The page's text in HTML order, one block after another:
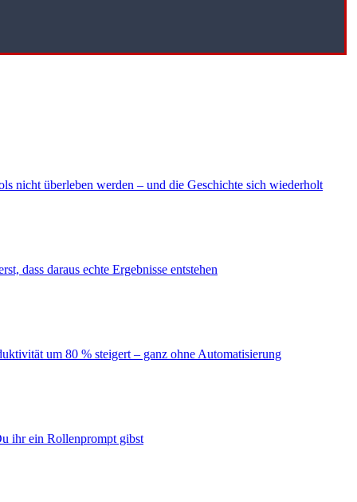
nicht überleben werden – und die Geschichte sich wiederholt
dass daraus echte Ergebnisse entstehen
um 80 % steigert – ganz ohne Automatisierung
ihr ein Rollenprompt gibst